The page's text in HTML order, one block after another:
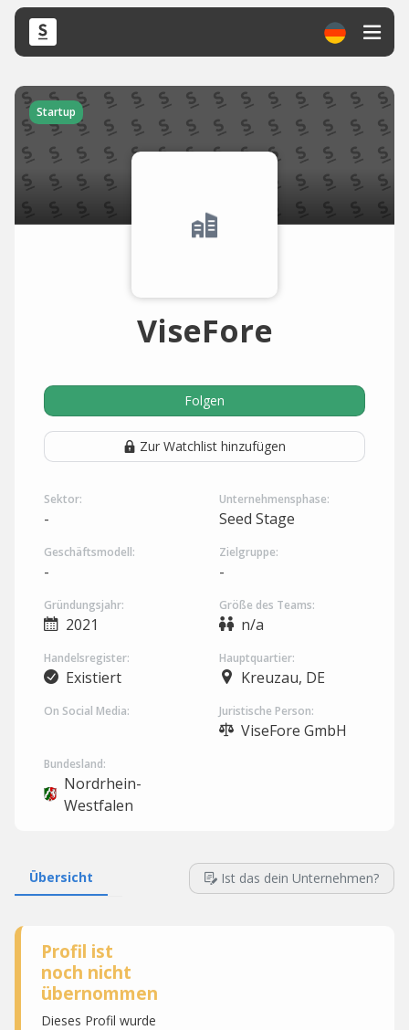
Startup
ViseFore
Folgen
Zur Watchlist hinzufügen
Sektor:
-
Unternehmensphase:
Seed Stage
Geschäftsmodell:
-
Zielgruppe:
-
Gründungsjahr:
2021
Größe des Teams:
n/a
Handelsregister:
Existiert
Hauptquartier:
Kreuzau, DE
On Social Media: Juristische Person:
ViseFore GmbH
Bundesland:
Nordrhein-
Westfalen
Übersicht Ist das dein Unternehmen?
Profil ist
noch nicht
übernommen
Dieses Profil wurde